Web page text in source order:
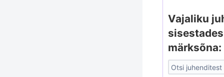
Vajaliku
märksõna: